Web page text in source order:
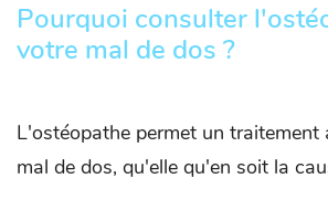
Pourquoi consulter
votre mal de dos ?
L'ostéopathe permet un traitement
mal de dos, qu'elle qu'en soit la